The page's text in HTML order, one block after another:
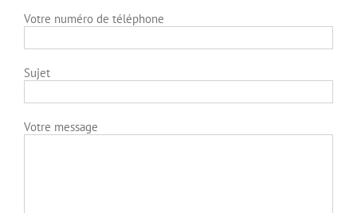
Votre numéro de téléphone
Sujet
Votre message